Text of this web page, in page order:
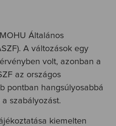
Általános
A változások egy
volt, azonban a
az országos
pontban hangsúlyosabbá
szabályozást.
kiemelten